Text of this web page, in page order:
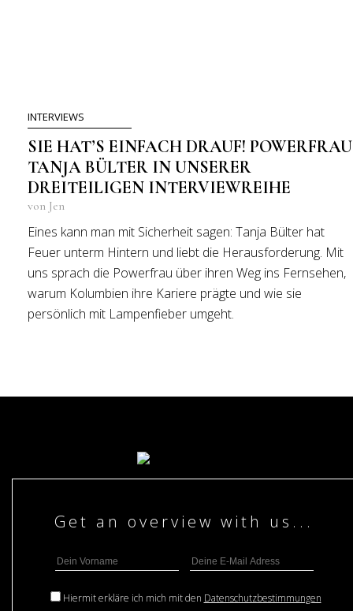
INTERVIEWS
SIE HAT’S EINFACH DRAUF! POWERFRAU
TANJA BÜLTER IN UNSERER
DREITEILIGEN INTERVIEWREIHE
von Jen
Eines kann man mit Sicherheit sagen: Tanja Bülter hat
Feuer unterm Hintern und liebt die Herausforderung. Mit
uns sprach die Powerfrau über ihren Weg ins Fernsehen,
warum Kolumbien ihre Kariere prägte und wie sie
persönlich mit Lampenfieber umgeht.
Hiermit erkläre ich mich mit den Datenschutzbestimmungen